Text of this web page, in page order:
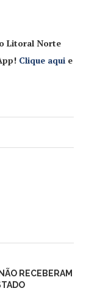
Litoral Norte
Clique aqui e
RECEBERAM